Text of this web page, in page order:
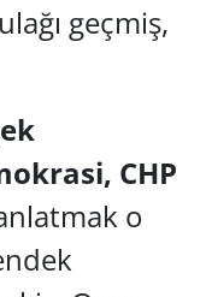
geçmiş,
CHP
o